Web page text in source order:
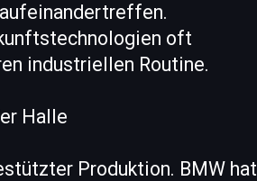
oft
industriellen Routine.
Halle
Produktion. BMW hat